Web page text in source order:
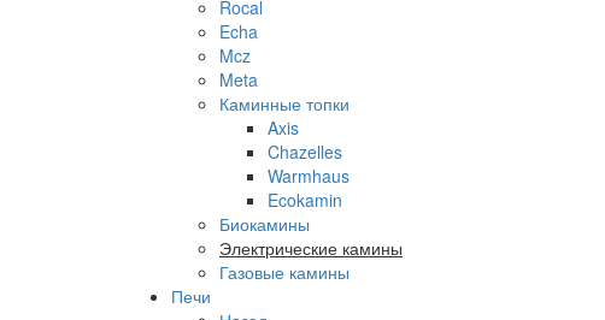
Rocal
Echa
Mcz
Meta
Каминные топки
Axis
Chazelles
Warmhaus
Ecokamin
Биокамины
Электрические камины
Газовые камины
Печи